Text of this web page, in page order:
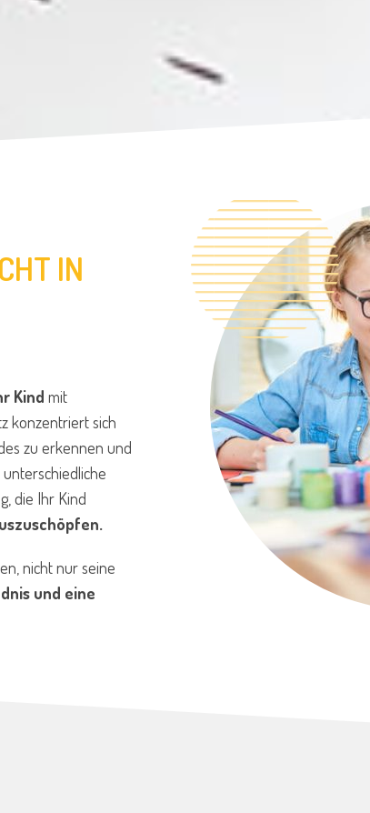
IN
Kind mit
konzentriert sich
zu erkennen und
die Ihr Kind
nicht nur seine
und eine